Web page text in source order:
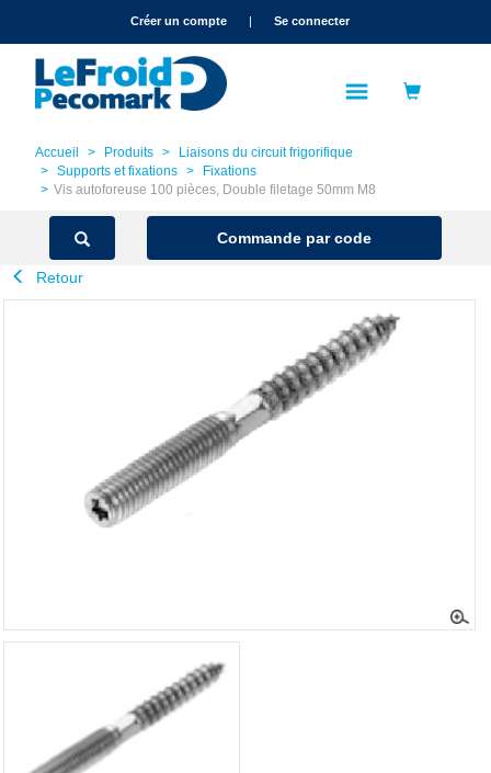
text.skipToNavigationCréer un compte | Se connecter
Accueil Produits
Liaisons du circuit frigorifique
Supports et fixations
Fixations
Vis autoforeuse 100 pièces, Double filetage 50mm M8
Commande par code
Retour